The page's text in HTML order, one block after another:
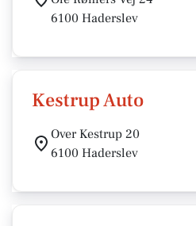
6100 Haderslev
Kestrup Auto
Over Kestrup 20
6100 Haderslev